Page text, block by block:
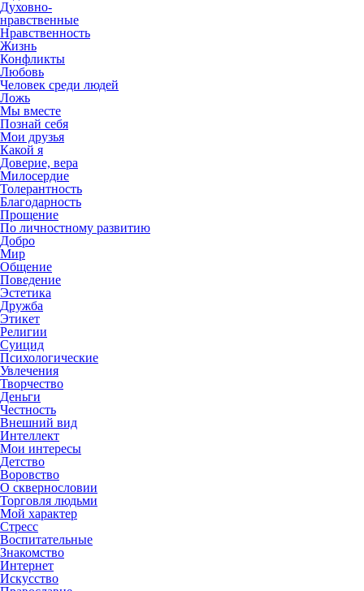
Духовно-
нравственные
Нравственность
Жизнь
Конфликты
Любовь
Человек среди людей
Ложь
Мы вместе
Познай себя
Мои друзья
Какой я
Доверие, вера
Милосердие
Толерантность
Благодарность
Прощение
По личностному развитию
Добро
Мир
Общение
Поведение
Эстетика
Дружба
Этикет
Религии
Суицид
Психологические
Увлечения
Творчество
Деньги
Честность
Внешний вид
Интеллект
Мои интересы
Детство
Воровство
О сквернословии
Торговля людьми
Мой характер
Стресс
Воспитательные
Знакомство
Интернет
Искусство